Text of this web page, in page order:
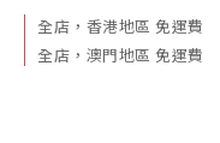
全店，香港地區 免運費
全店，澳門地區 免運費